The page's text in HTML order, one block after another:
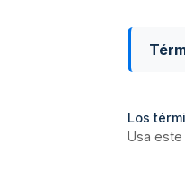
Los
Usa este